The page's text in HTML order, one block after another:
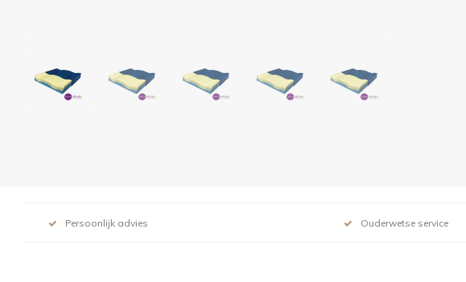
Persoonlijk advies Ouderwetse service